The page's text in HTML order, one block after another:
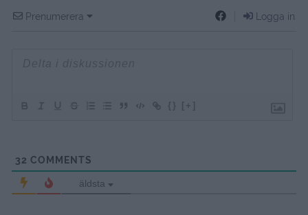
Prenumerera Logga in
{} [+]
32 COMMENTS
äldsta